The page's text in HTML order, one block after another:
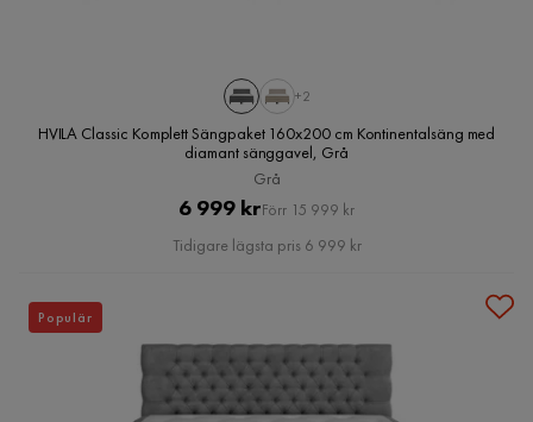
+2
HVILA Classic Komplett Sängpaket 160x200 cm Kontinentalsäng med
diamant sänggavel, Grå
Grå
Pris
6 999 krOriginal
Pris
Förr 15 999 kr
Tidigare lägsta pris 6 999 kr
Populär